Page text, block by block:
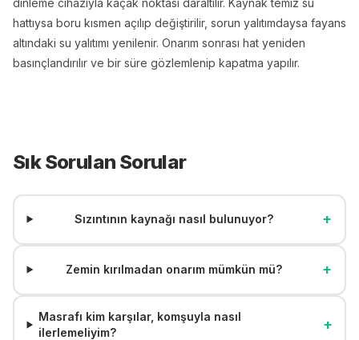
hattıysa boru kısmen açılıp değiştirilir, sorun yalıtımdaysa fayans
altındaki su yalıtımı yenilenir. Onarım sonrası hat yeniden
basınçlandırılır ve bir süre gözlemlenip kapatma yapılır.
Sık Sorulan Sorular
Sızıntının kaynağı nasıl bulunuyor? +
Zemin kırılmadan onarım mümkün mü? +
Masrafı kim karşılar, komşuyla nasıl
ilerlemeliyim?
+